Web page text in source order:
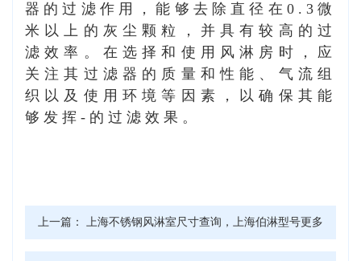
器的过滤作用，能够去除直径在0.3微
米以上的灰尘颗粒，并具有较高的过
滤效率。在选择和使用风淋房时，应
关注其过滤器的质量和性能、气流组
织以及使用环境等因素，以确保其能
够发挥-的过滤效果。
上一篇： 上海不锈钢风淋室尺寸查询，上海伯淋型号更多